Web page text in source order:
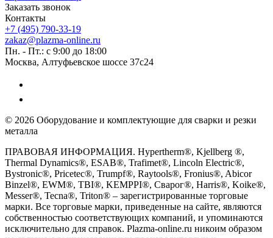
Заказать звонок
Контакты
+7 (495) 790-33-19
zakaz@plazma-online.ru
Пн. - Пт.: с 9:00 до 18:00
Москва, Алтуфьевское шоссе 37с24
© 2026 Оборудование и комплектующие для сварки и резки
металла
ПРАВОВАЯ ИНФОРМАЦИЯ. Hypertherm®, Kjellberg ®,
Thermal Dynamics®, ESAB®, Trafimet®, Lincoln Electric®,
Bystronic®, Pricetec®, Trumpf®, Raytools®, Fronius®, Abicor
Binzel®, EWM®, TBI®, KEMPPI®, Сварог®, Harris®, Koike®,
Messer®, Tecna®, Triton® – зарегистрированные торговые
марки. Все торговые марки, приведенные на сайте, являются
собственностью соответствующих компаний, и упоминаются
исключительно для справок. Plazma-online.ru никоим образом